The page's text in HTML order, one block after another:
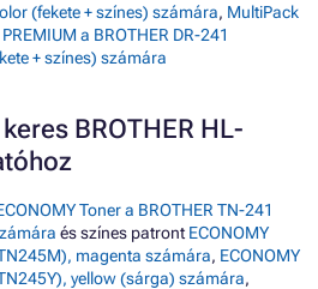
(fekete + színes) számára, MultiPack
a BROTHER DR-241
+ színes) számára
BROTHER HL-
Toner a BROTHER TN-241
és színes patront ECONOMY
magenta számára, ECONOMY
yellow (sárga) számára,